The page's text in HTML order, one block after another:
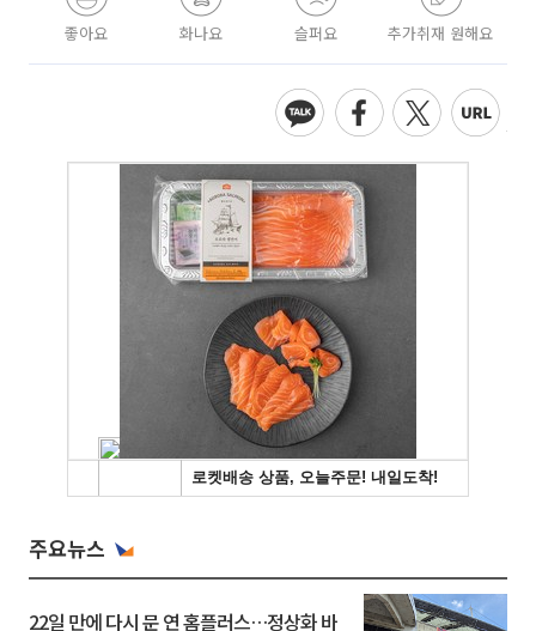
좋아요 화나요 슬퍼요 추가취재 원해요
주요뉴스
22일 만에 다시 문 연 홈플러스…정상화 바